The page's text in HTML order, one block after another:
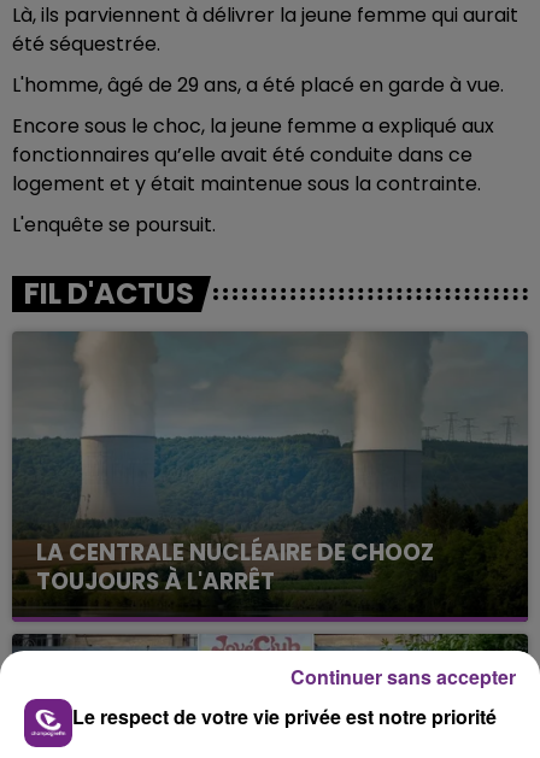
Là, ils parviennent à délivrer la jeune femme qui aurait
été séquestrée.
L'homme, âgé de 29 ans, a été placé en garde à vue.
Encore sous le choc, la jeune femme a expliqué aux
fonctionnaires qu’elle avait été conduite dans ce
logement et y était maintenue sous la contrainte.
L'enquête se poursuit.
FIL D'ACTUS
LA CENTRALE NUCLÉAIRE DE CHOOZ
TOUJOURS À L'ARRÊT
Cela fait déjà une semaine que la centrale
nucléaire ardennaise est à l'arrêt. Une situation
justifiée par la sécheresse intense qui est toujours
présente.
Le respect de votre vie privée est notre priorité
Continuer sans accepter